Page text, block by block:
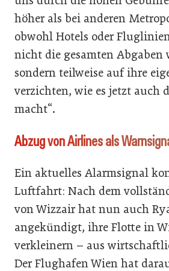
höher als bei anderen
obwohl Hotels oder
nicht die gesamten Abgaben
sondern teilweise auf ihre
verzichten, wie es jetzt auch
macht“.
Abzug von Airlines als
Ein aktuelles Alarmsignal
Luftfahrt: Nach dem
von Wizzair hat nun auch
angekündigt, ihre Flotte in
verkleinern – aus
Der Flughafen Wien hat